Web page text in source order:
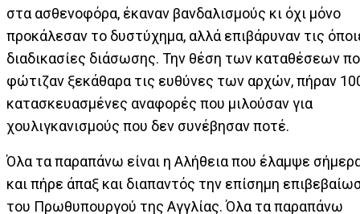
στα ασθενοφόρα, έκαναν βανδαλισμούς κι όχι μόνο
προκάλεσαν το δυστύχημα, αλλά επιβάρυναν τις
διαδικασίες διάσωσης. Την θέση των καταθέσεων
φώτιζαν ξεκάθαρα τις ευθύνες των αρχών, πήραν
κατασκευασμένες αναφορές που μιλούσαν για
χουλιγκανισμούς που δεν συνέβησαν ποτέ.
Όλα τα παραπάνω είναι η Αλήθεια που έλαμψε
και πήρε άπαξ και διαπαντός την επίσημη
του Πρωθυπουργού της Αγγλίας. Όλα τα παραπάνω